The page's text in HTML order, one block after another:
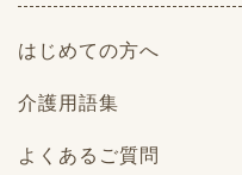
はじめての方へ
介護用語集
よくあるご質問